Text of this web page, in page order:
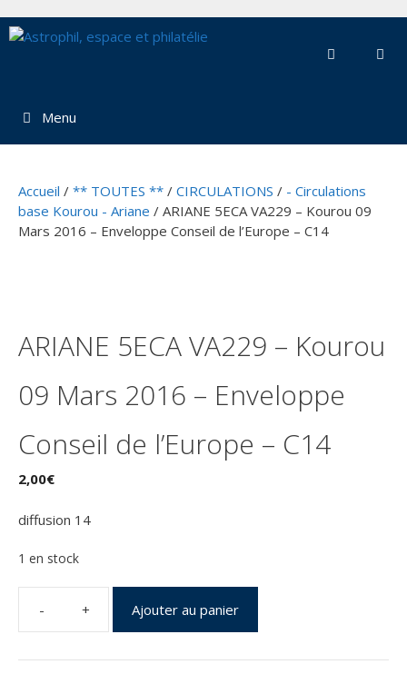
au
Menu
Accueil / ** TOUTES ** / CIRCULATIONS / - Circulations
base Kourou - Ariane / ARIANE 5ECA VA229 – Kourou 09
Mars 2016 – Enveloppe Conseil de l’Europe – C14
ARIANE 5ECA VA229 – Kourou
09 Mars 2016 – Enveloppe
Conseil de l’Europe – C14
2,00€
diffusion 14
1 en stock
quantité
de
ARIANE
Ajouter au panier